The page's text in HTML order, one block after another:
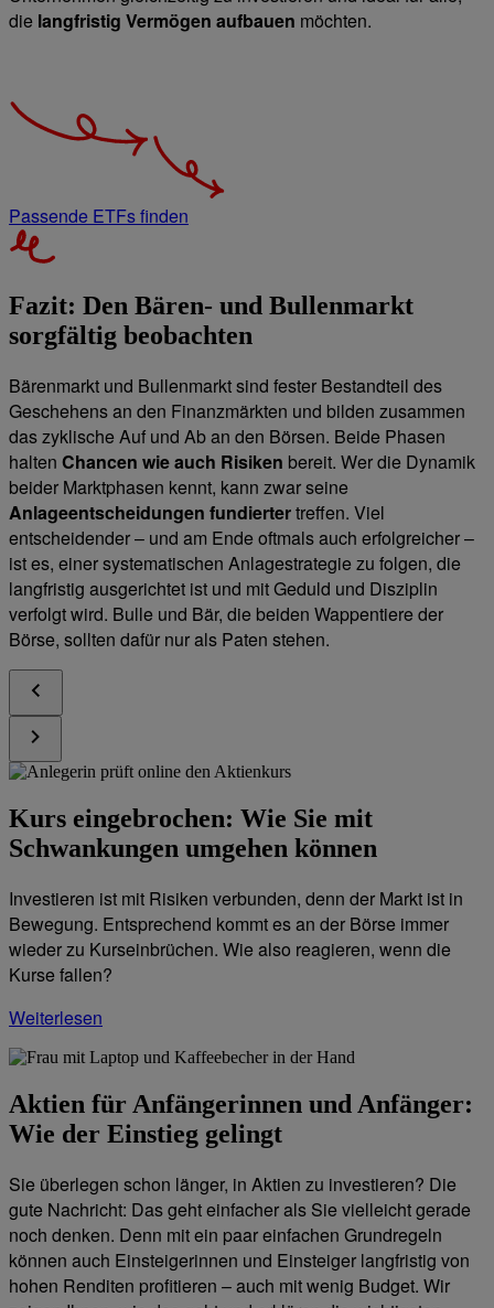
die langfristig Vermögen aufbauen möchten.
Passende ETFs finden
Fazit: Den Bären- und Bullenmarkt
sorgfältig beobachten
Bärenmarkt und Bullenmarkt sind fester Bestandteil des
Geschehens an den Finanzmärkten und bilden zusammen
das zyklische Auf und Ab an den Börsen. Beide Phasen
halten Chancen wie auch Risiken bereit. Wer die Dynamik
beider Marktphasen kennt, kann zwar seine
Anlageentscheidungen fundiertertreffen. Viel
entscheidender – und am Ende oftmals auch erfolgreicher –
ist es, einer systematischen Anlagestrategie zu folgen, die
langfristig ausgerichtet ist und mit Geduld und Disziplin
verfolgt wird. Bulle und Bär, die beiden Wappentiere der
Börse, sollten dafür nur als Paten stehen.
Kurs eingebrochen: Wie Sie mit
Schwankungen umgehen können
Investieren ist mit Risiken verbunden, denn der Markt ist in
Bewegung. Entsprechend kommt es an der Börse immer
wieder zu Kurseinbrüchen. Wie also reagieren, wenn die
Kurse fallen?
Weiterlesen
Aktien für Anfängerinnen und Anfänger:
Wie der Einstieg gelingt
Sie überlegen schon länger, in Aktien zu investieren? Die
gute Nachricht: Das geht einfacher als Sie vielleicht gerade
noch denken. Denn mit ein paar einfachen Grundregeln
können auch Einsteigerinnen und Einsteiger langfristig von
hohen Renditen profitieren – auch mit wenig Budget. Wir